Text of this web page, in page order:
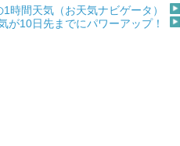
時間天気（お天気ナビゲータ）
が10日先までにパワーアップ！